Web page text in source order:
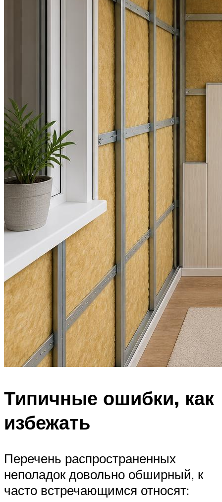
Типичные ошибки, как
избежать
Перечень распространенных
неполадок довольно обширный, к
часто встречающимся относят: